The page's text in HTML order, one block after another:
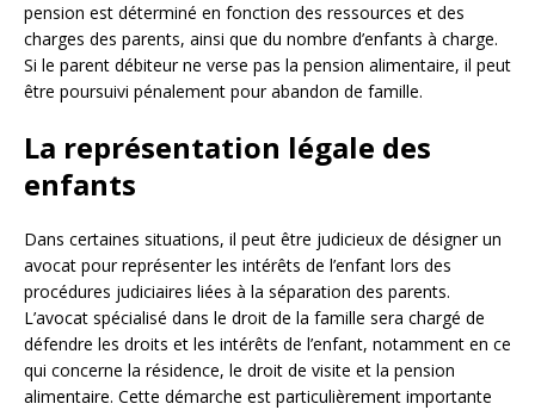
pension est déterminé en fonction des ressources et des
charges des parents, ainsi que du nombre d’enfants à charge.
Si le parent débiteur ne verse pas la pension alimentaire, il peut
être poursuivi pénalement pour abandon de famille.
La représentation légale des
enfants
Dans certaines situations, il peut être judicieux de désigner un
avocat pour représenter les intérêts de l’enfant lors des
procédures judiciaires liées à la séparation des parents.
L’avocat spécialisé dans le droit de la famille sera chargé de
défendre les droits et les intérêts de l’enfant, notamment en ce
qui concerne la résidence, le droit de visite et la pension
alimentaire. Cette démarche est particulièrement importante